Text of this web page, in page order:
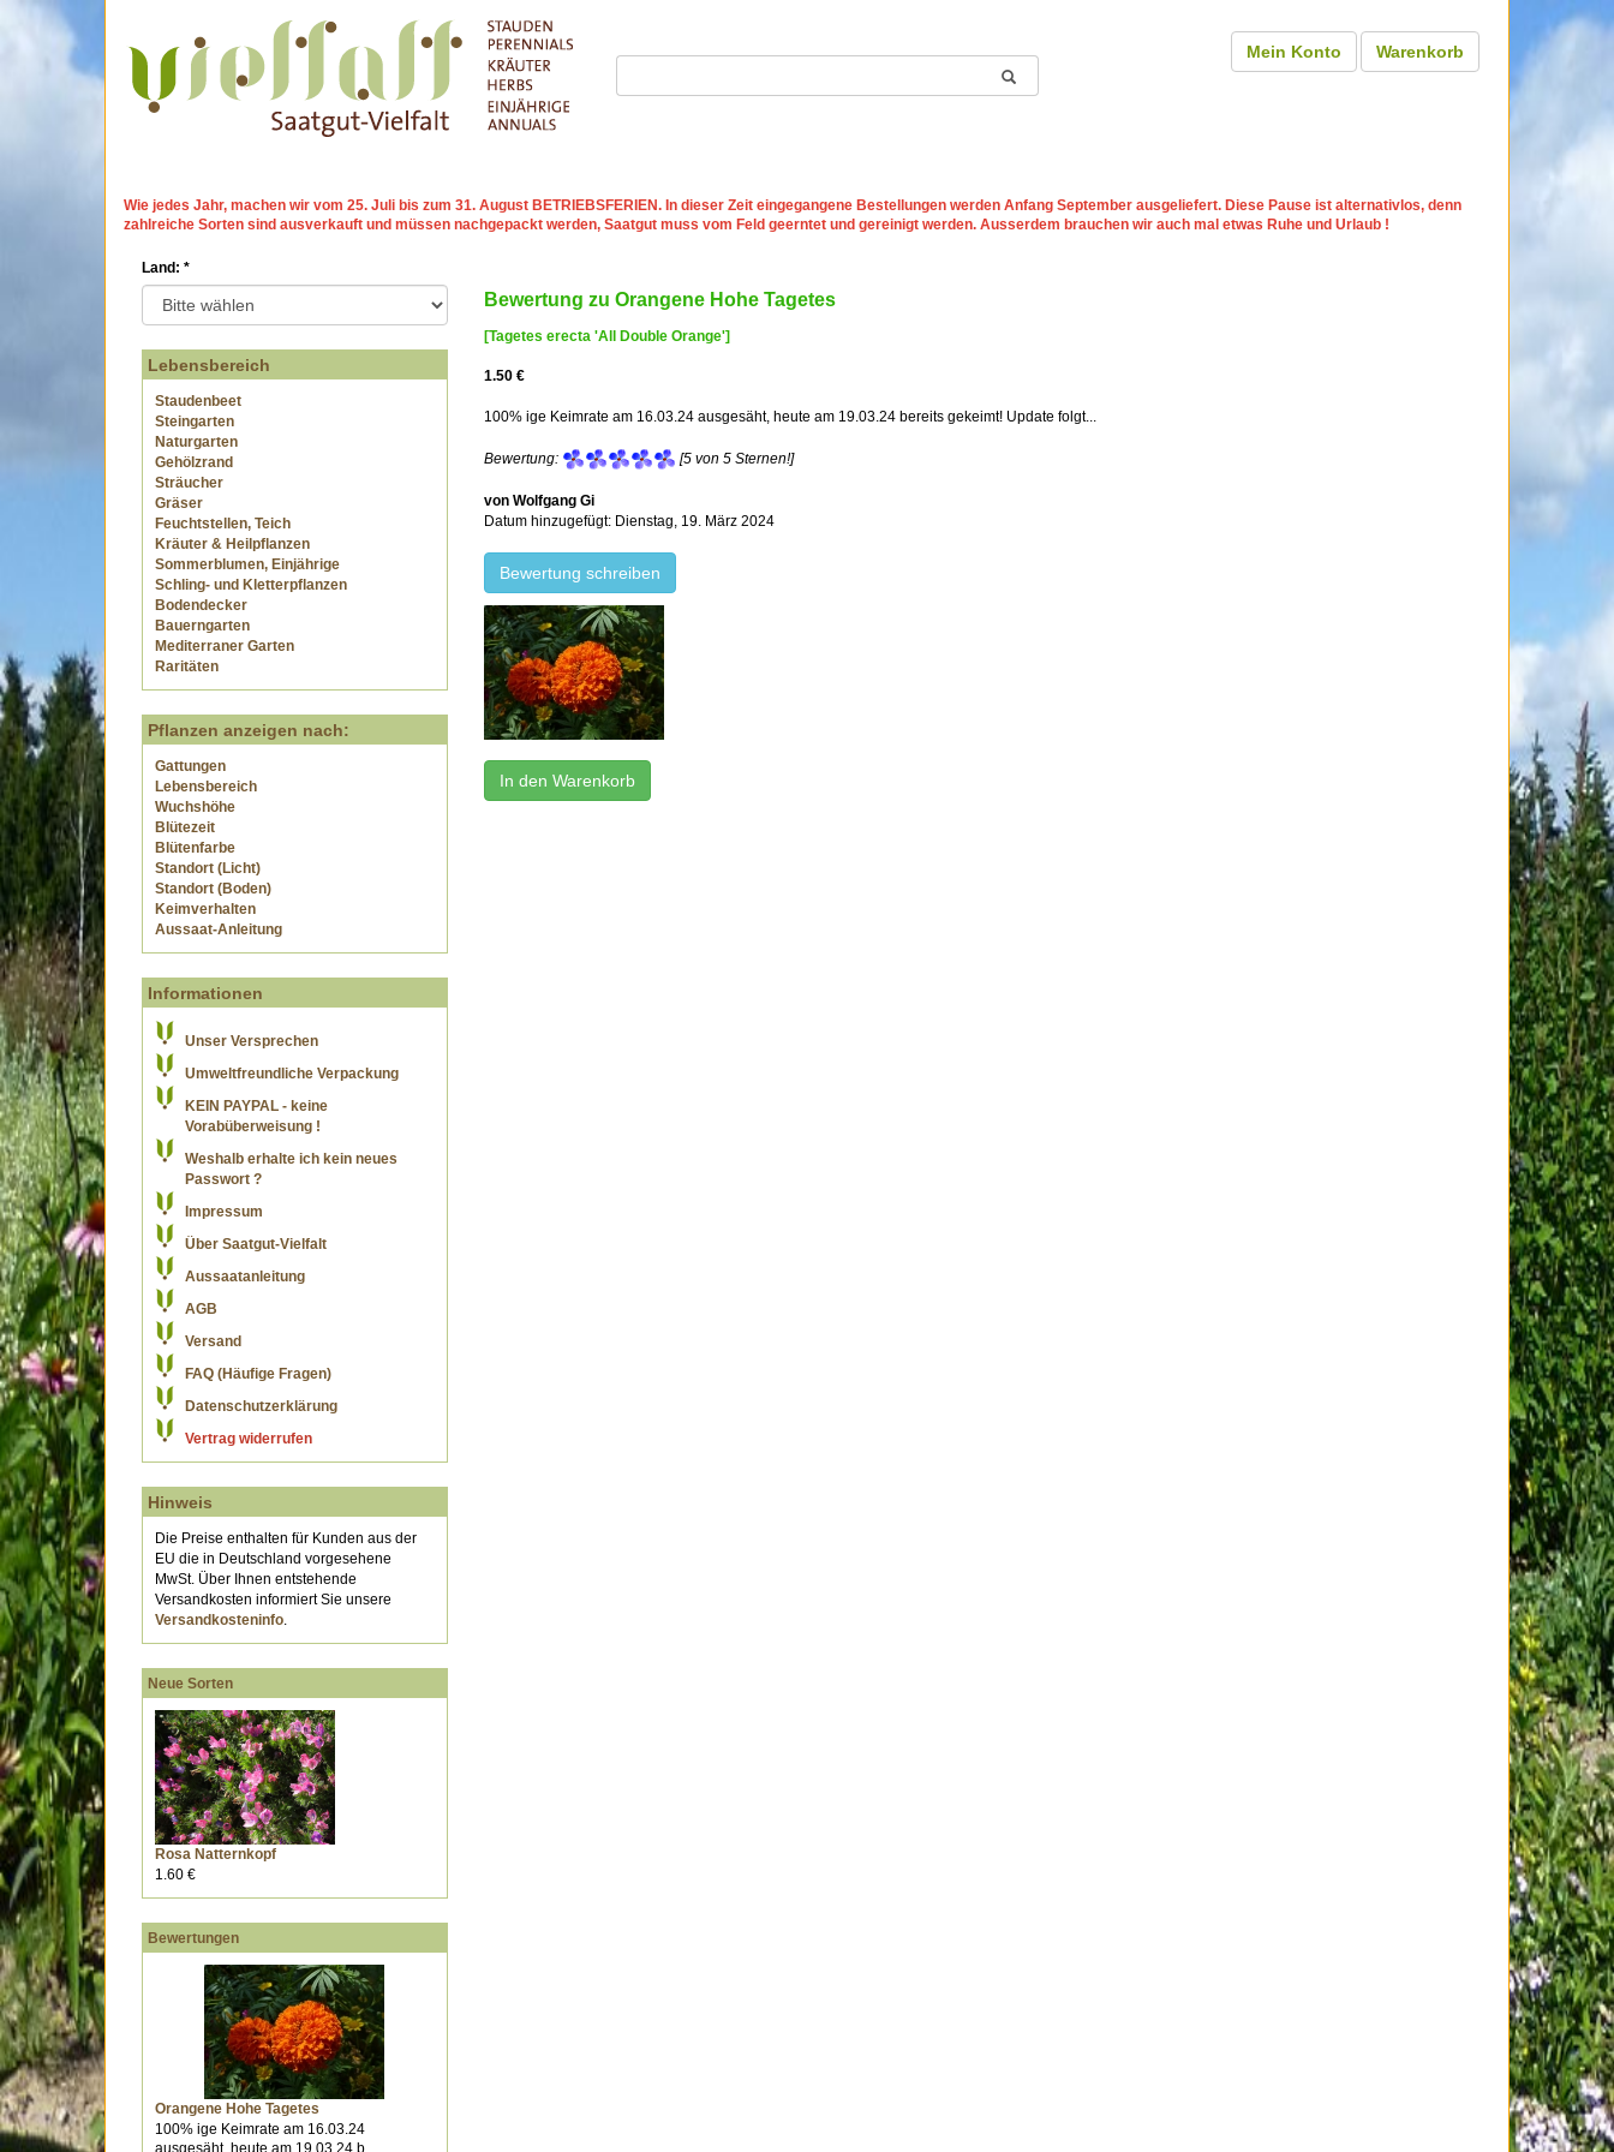
Mein Konto Warenkorb
Wie jedes Jahr, machen wir vom 25. Juli bis zum 31. August BETRIEBSFERIEN. In dieser Zeit eingegangene Bestellungen werden Anfang September ausgeliefert. Diese Pause ist alternativlos, denn
zahlreiche Sorten sind ausverkauft und müssen nachgepackt werden, Saatgut muss vom Feld geerntet und gereinigt werden. Ausserdem brauchen wir auch mal etwas Ruhe und Urlaub !
Land: *
Lebensbereich
Staudenbeet
Steingarten
Naturgarten
Gehölzrand
Sträucher
Gräser
Feuchtstellen, Teich
Kräuter & Heilpflanzen
Sommerblumen, Einjährige
Schling- und Kletterpflanzen
Bodendecker
Bauerngarten
Mediterraner Garten
Raritäten
Pflanzen anzeigen nach:
Gattungen
Lebensbereich
Wuchshöhe
Blütezeit
Blütenfarbe
Standort (Licht)
Standort (Boden)
Keimverhalten
Aussaat-Anleitung
Informationen
Unser Versprechen
Umweltfreundliche Verpackung
KEIN PAYPAL - keine
Vorabüberweisung !
Weshalb erhalte ich kein neues
Passwort ?
Impressum
Über Saatgut-Vielfalt
Aussaatanleitung
AGB
Versand
FAQ (Häufige Fragen)
Datenschutzerklärung
Vertrag widerrufen
Hinweis
Die Preise enthalten für Kunden aus der
EU die in Deutschland vorgesehene
MwSt. Über Ihnen entstehende
Versandkosten informiert Sie unsere
Versandkosteninfo.
Neue Sorten
Rosa Natternkopf
1.60 €
Bewertungen
Orangene Hohe Tagetes
100% ige Keimrate am 16.03.24
ausgesäht, heute am 19.03.24 b...
Bewertung zu Orangene Hohe Tagetes
[Tagetes erecta 'All Double Orange']
1.50 €
100% ige Keimrate am 16.03.24 ausgesäht, heute am 19.03.24 bereits gekeimt! Update folgt...
Bewertung: [5 von 5 Sternen!]
von Wolfgang Gi
Datum hinzugefügt: Dienstag, 19. März 2024
Bewertung schreiben
In den Warenkorb